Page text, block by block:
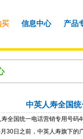
买 信息中心 产品
中英人寿全国
全国统一电话营销专用号码
30日之前，中英人寿旗下的